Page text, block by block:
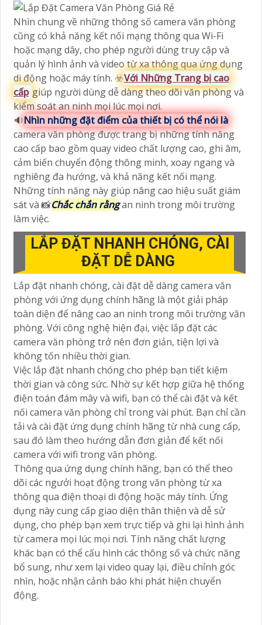
Nhìn chung về những thông số camera văn phòng
cũng có khả năng kết nối mạng thông qua Wi-Fi
hoặc mạng dây, cho phép người dùng truy cập và
quản lý hình ảnh và video từ xa thông qua ứng dụng
di động hoặc máy tính. ☣️Với Những Trang bị cao
cấp giúp người dùng dễ dàng theo dõi văn phòng và
kiểm soát an ninh mọi lúc mọi nơi.
🔉Nhìn những đặt điểm của thiết bị có thể nói là
camera văn phòng được trang bị những tính năng
cao cấp bao gồm quay video chất lượng cao, ghi âm,
cảm biến chuyển động thông minh, xoay ngang và
nghiêng đa hướng, và khả năng kết nối mạng.
Những tính năng này giúp nâng cao hiệu suất giám
sát và 📸Chắc chắn rằngan ninh trong môi trường
làm việc.
LẮP ĐẶT NHANH CHÓNG, CÀI
ĐẶT DỄ DÀNG
Lắp đặt nhanh chóng, cài đặt dễ dàng camera văn
phòng với ứng dụng chính hãng là một giải pháp
toàn diện để nâng cao an ninh trong môi trường văn
phòng. Với công nghệ hiện đại, việc lắp đặt các
camera văn phòng trở nên đơn giản, tiện lợi và
không tốn nhiều thời gian.
Việc lắp đặt nhanh chóng cho phép bạn tiết kiệm
thời gian và công sức. Nhờ sự kết hợp giữa hệ thống
điện toán đám mây và wifi, bạn có thể cài đặt và kết
nối camera văn phòng chỉ trong vài phút. Bạn chỉ cần
tải và cài đặt ứng dụng chính hãng từ nhà cung cấp,
sau đó làm theo hướng dẫn đơn giản để kết nối
camera với wifi trong văn phòng.
Thông qua ứng dụng chính hãng, bạn có thể theo
dõi các ngưởi hoạt động trong văn phòng từ xa
thông qua điện thoại di động hoặc máy tính. Ứng
dụng này cung cấp giao diện thân thiện và dễ sử
dụng, cho phép bạn xem trực tiếp và ghi lại hình ảnh
từ camera mọi lúc mọi nơi. Tính năng chất lượng
khác bạn có thể cấu hình các thông số và chức năng
bổ sung, như xem lại video quay lại, điều chỉnh góc
nhìn, hoặc nhận cảnh báo khi phát hiện chuyển
động.